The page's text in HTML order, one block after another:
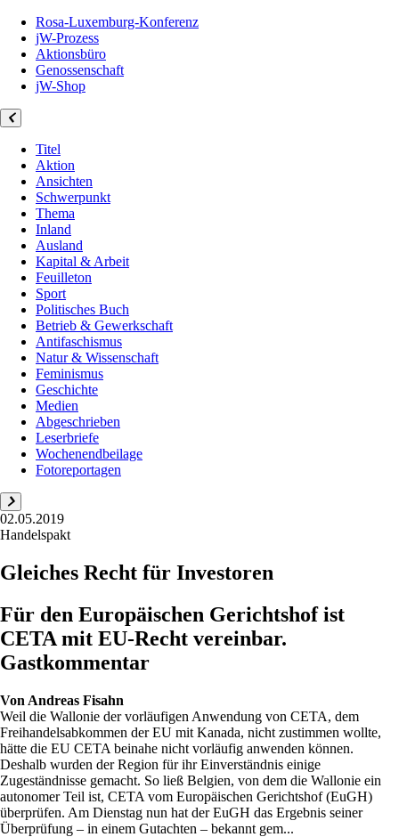
Rosa-Luxemburg-Konferenz
jW-Prozess
Aktionsbüro
Genossenschaft
jW-Shop
Titel
Aktion
Ansichten
Schwerpunkt
Thema
Inland
Ausland
Kapital & Arbeit
Feuilleton
Sport
Politisches Buch
Betrieb & Gewerkschaft
Antifaschismus
Natur & Wissenschaft
Feminismus
Geschichte
Medien
Abgeschrieben
Leserbriefe
Wochenendbeilage
Fotoreportagen
02.05.2019
Handelspakt
Gleiches Recht für Investoren
Für den Europäischen Gerichtshof ist
CETA mit EU-Recht vereinbar.
Gastkommentar
Von Andreas Fisahn
Weil die Wallonie der vorläufigen Anwendung von CETA, dem
Freihandelsabkommen der EU mit Kanada, nicht zustimmen wollte,
hätte die EU CETA beinahe nicht vorläufig anwenden können.
Deshalb wurden der Region für ihr Einverständnis einige
Zugeständnisse gemacht. So ließ Belgien, von dem die Wallonie ein
autonomer Teil ist, CETA vom Europäischen Gerichtshof (EuGH)
überprüfen. Am Dienstag nun hat der EuGH das Ergebnis seiner
Überprüfung – in einem Gutachten – bekannt gem...